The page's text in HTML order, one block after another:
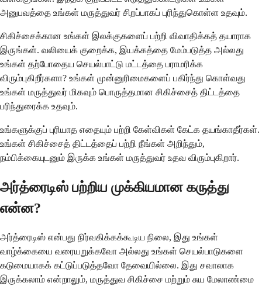
அனுபவத்தை உங்கள் மருத்துவர் சிறப்பாகப் புரிந்துகொள்ள உதவும்.
சிகிச்சைக்கான உங்கள் இலக்குகளைப் பற்றி விவாதிக்கத் தயாராக
இருங்கள். வலியைக் குறைக்க, இயக்கத்தை மேம்படுத்த அல்லது
உங்கள் தற்போதைய செயல்பாட்டு மட்டத்தை பராமரிக்க
விரும்புகிறீர்களா? உங்கள் முன்னுரிமைகளைப் பகிர்ந்து கொள்வது
உங்கள் மருத்துவர் மிகவும் பொருத்தமான சிகிச்சைத் திட்டத்தை
பரிந்துரைக்க உதவும்.
உங்களுக்குப் புரியாத எதையும் பற்றி கேள்விகள் கேட்க தயங்காதீர்கள்.
உங்கள் சிகிச்சைத் திட்டத்தைப் பற்றி நீங்கள் அறிந்தும்,
நம்பிக்கையுடனும் இருக்க உங்கள் மருத்துவர் உதவ விரும்புகிறார்.
அர்த்ரைடிஸ் பற்றிய முக்கியமான கருத்து
என்ன?
அர்த்ரைடிஸ் என்பது நிர்வகிக்கக்கூடிய நிலை, இது உங்கள்
வாழ்க்கையை வரையறுக்கவோ அல்லது உங்கள் செயல்பாடுகளை
கடுமையாகக் கட்டுப்படுத்தவோ தேவையில்லை. இது சவாலாக
இருக்கலாம் என்றாலும், மருத்துவ சிகிச்சை மற்றும் சுய மேலாண்மை